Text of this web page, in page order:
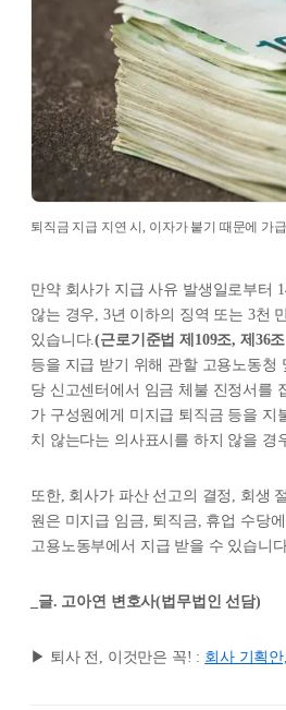
퇴직금 지급 지연 시, 이자가 붙기 때문에 가
만약 회사가 지급 사유 발생일로부터
않는 경우, 3년 이하의 징역 또는 3천
있습니다.(근로기준법 제109조, 제36
등을 지급 받기 위해 관할 고용노동청
당 신고센터에서 임금 체불 진정서를
가 구성원에게 미지급 퇴직금 등을 지
치 않는다는 의사표시를 하지 않을 경
또한, 회사가 파산 선고의 결정, 회생
원은 미지급 임금, 퇴직금, 휴업 수당
고용노동부에서 지급 받을 수 있습니
_글. 고아연 변호사(법무법인 선담)
▶︎ 퇴사 전, 이것만은 꼭! : 회사 기획